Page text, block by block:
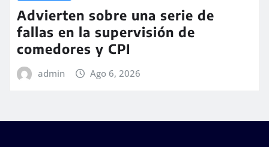
Advierten sobre una serie de
fallas en la supervisión de
comedores y CPI
admin Ago 6, 2026